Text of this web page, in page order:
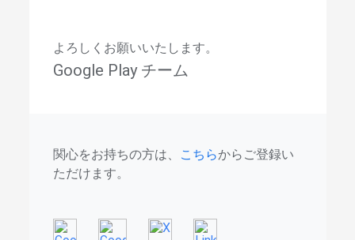
よろしくお願いいたします。
Google Play チーム
関心をお持ちの方は、 こちらからご登録い
ただけます。